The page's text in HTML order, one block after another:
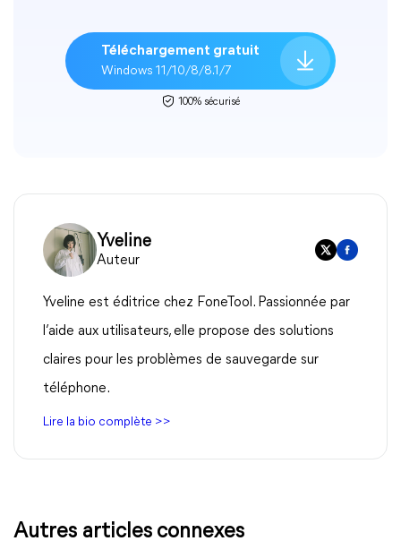
Téléchargement gratuit
Windows 11/10/8/8.1/7
100% sécurisé
Yveline
Auteur
Yveline est éditrice chez FoneTool. Passionnée par
l’aide aux utilisateurs, elle propose des solutions
claires pour les problèmes de sauvegarde sur
téléphone.
Lire la bio complète >>
Autres articles connexes